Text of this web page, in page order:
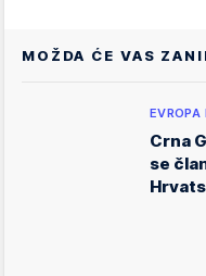
MOŽDA ĆE VAS
Crna
se